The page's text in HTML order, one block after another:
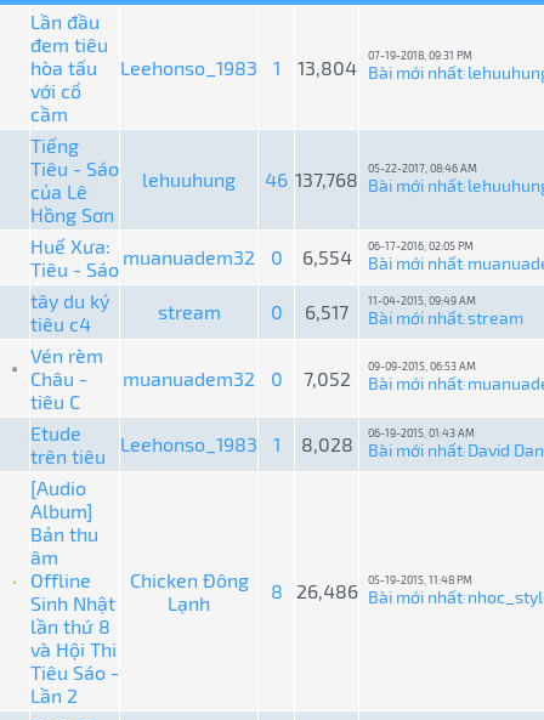
Lần đầu
đem tiêu
hòa tấu
với cổ
cầm
Leehonso_1983 1 13,804
07-19-2018, 09:31 PM
Bài mới nhất:
Tiếng
Tiêu - Sáo
của Lê
Hồng Sơn
lehuuhung 46 137,768 05-22-2017, 08:46 AM
Bài mới nhất:
Huế Xưa:
Tiêu - Sáo
muanuadem32 0 6,554 06-17-2016, 02:05 PM
Bài mới nhất:
tây du ký
tiêu c4
stream 0 6,517 11-04-2015, 09:49 AM
Bài mới nhất:stream
Vén rèm
Châu -
tiêu C
muanuadem32 0 7,052
09-09-2015, 06:53 AM
Bài mới nhất:
Etude
trên tiêu
Leehonso_1983 1 8,028 06-19-2015, 01:43 AM
Bài mới nhất: David
[Audio
Album]
Bản thu
âm
Offline
Sinh Nhật
lần thứ 8
và Hội Thi
Tiêu Sáo -
Lần 2
Chicken Đông
Lạnh
8 26,486 05-19-2015, 11:48 PM
Bài mới nhất: